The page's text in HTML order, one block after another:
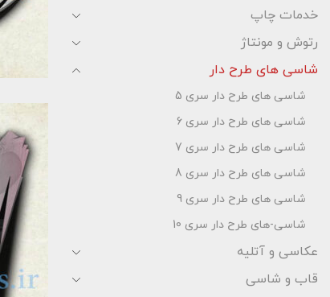
خدمات چاپ
رتوش و مونتاژ
شاسی های طرح دار
شاسی های طرح دار سری 5
شاسی های طرح دار سری 6
شاسی های طرح دار سری 7
شاسی های طرح دار سری 8
شاسی های طرح دار سری 9
شاسی-های طرح دار سری 10
عکاسی و آتلیه
قاب و شاسی